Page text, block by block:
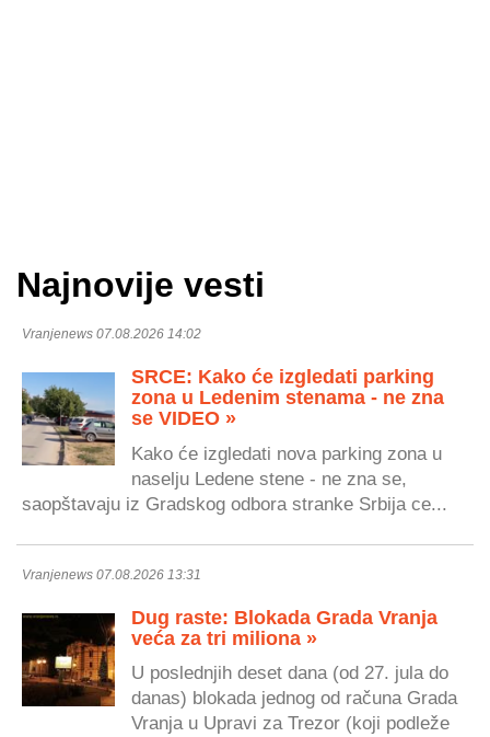
Najnovije vesti
Vranjenews 07.08.2026 14:02
SRCE: Kako će izgledati parking
zona u Ledenim stenama - ne zna
se VIDEO »
Kako će izgledati nova parking zona u
naselju Ledene stene - ne zna se,
saopštavaju iz Gradskog odbora stranke Srbija ce...
Vranjenews 07.08.2026 13:31
Dug raste: Blokada Grada Vranja
veća za tri miliona »
U poslednjih deset dana (od 27. jula do
danas) blokada jednog od računa Grada
Vranja u Upravi za Trezor (koji podleže